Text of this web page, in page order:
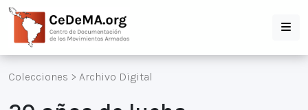
Colecciones > Archivo Digital